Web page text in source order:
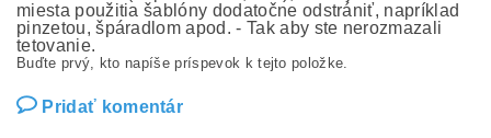
miesta použitia šablóny dodatočne odstrániť, napríklad
pinzetou, špáradlom apod. - Tak aby ste nerozmazali
tetovanie.
Buďte prvý, kto napíše príspevok k tejto položke.
Pridať komentár